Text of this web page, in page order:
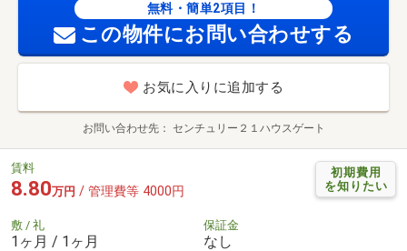
無料・簡単2項目！
この物件にお問い合わせする
お気に入りに追加する
お問い合わせ先 センチュリー２１ハウスゲート
初期費用
を知りたい
賃料
8.80万円 / 管理費等 4000円
敷 / 礼
1ヶ月 / 1ヶ月
保証金
なし